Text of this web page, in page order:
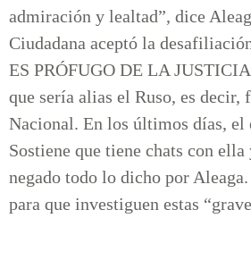
admiración y lealtad”, dice
Ciudadana aceptó la
ES PRÓFUGO DE LA
que sería alias el Ruso, es
Nacional. En los últimos días, el
Sostiene que tiene chats con
negado todo lo dicho por
para que investiguen estas